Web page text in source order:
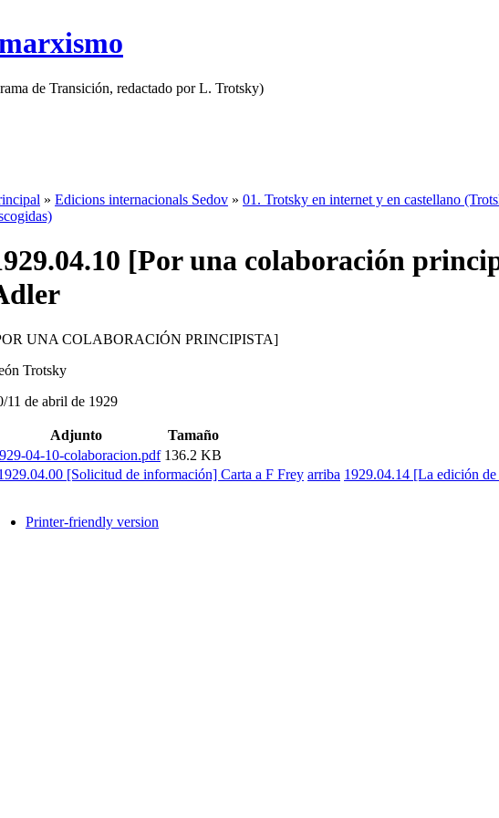
de Transición, redactado por L. Trotsky)
» Edicions internacionals Sedov » 01. Trotsky en internet y en castellano
[Por una colaboración
UNA COLABORACIÓN PRINCIPISTA]
Trotsky
11 de abril de 1929
Adjunto
Tamaño
04-10-colaboracion.pdf 136.2 KB
[Solicitud de información] Carta a F Frey arriba 1929.04.14 [La edición
Printer-friendly version